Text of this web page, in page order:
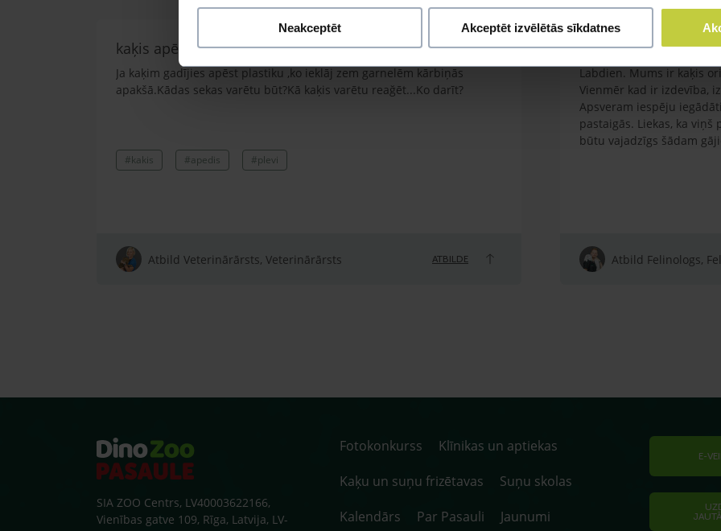
Neakceptēt Akceptēt izvēlētās sīkdatnes
kaķis apēdis plēvi
Ja kaķim gadījies apēst plastiku ,ko ieklāj zem garnelēm kārbiņās
apakšā.Kādas sekas varētu būt?Kā kaķis varētu reağēt...Ko darīt?
#kakis #apedis #plevi
Atbild Veterinārārsts, Veterinārārsts ATBILDE
Kaķa vešana ārā
Labdien. Mums ir kaķis
Vienmēr kad ir izdevība,
Apsveram iespēju
pastaigās. Liekas, ka
būtu vajadzīgs šādam
Atbild Felinologs,
SIA ZOO Centrs, LV40003622166,
Vienības gatve 109, Rīga, Latvija, LV-
Fotokonkurss
Klīnikas un aptiekas
Kaķu un suņu frizētavas
Suņu skolas
Kalendārs
Par Pasauli Jaunumi
E-